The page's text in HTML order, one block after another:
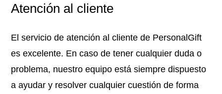
Atención al cliente
El servicio de atención al cliente de PersonalGift
es excelente. En caso de tener cualquier duda o
problema, nuestro equipo está siempre dispuesto
a ayudar y resolver cualquier cuestión de forma